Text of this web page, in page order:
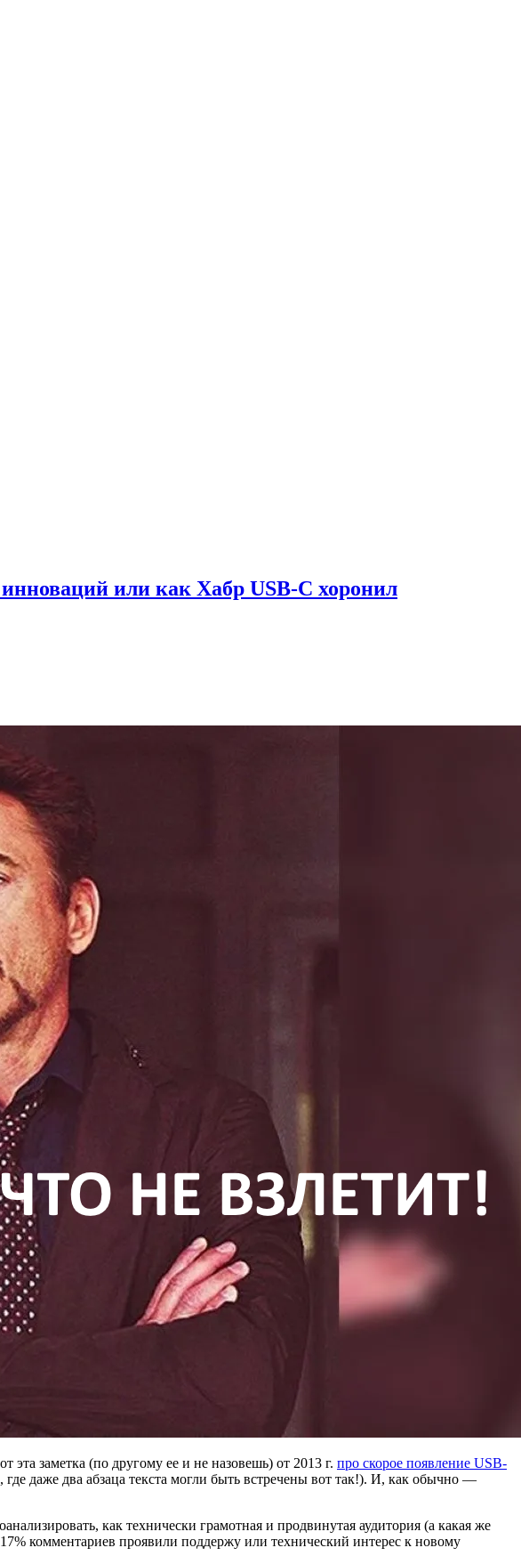
или как Хабр USB-С хоронил
заметка (по другому ее и не назовешь) от 2013 г. про скорое появление USB-
даже два абзаца текста могли быть встречены вот так!). И, как обычно —
как технически грамотная и продвинутая аудитория (а какая же
комментариев проявили поддержу или технический интерес к новому